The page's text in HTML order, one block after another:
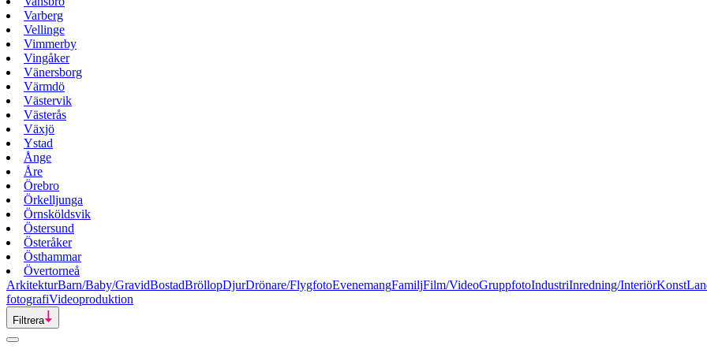
Varberg
Vellinge
Vimmerby
Vingåker
Vänersborg
Värmdö
Västervik
Västerås
Växjö
Ystad
Ånge
Åre
Örebro
Örkelljunga
Örnsköldsvik
Östersund
Österåker
Östhammar
Övertorneå
ArkitekturBarn/Baby/GravidBostadBröllopDjurDrönare/FlygfotoEvenemangFamiljFilm/VideoGruppfotoIndustriInredning/InteriörKonst
fotografiVideoproduktion
Filtrera